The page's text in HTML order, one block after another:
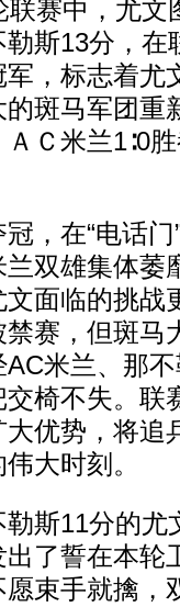
赛中，尤文
斯13分，在
，标志着尤
斑马军团重
Ｃ米兰1∶0
在“电话门
双雄集体萎
面临的挑战
赛，但斑马
米兰、那
椅不失。联
优势，将追
大时刻。
斯11分的尤
了誓在本轮
束手就擒，